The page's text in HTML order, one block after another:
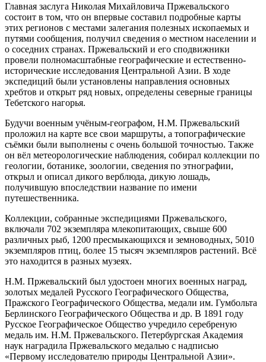
Главная заслуга Николая Михайловича Пржевальского
состоит в том, что он впервые составил подробные карты
этих регионов с местами залегания полезных ископаемых и
путями сообщения, получил сведения о местном населении и
о соседних странах. Пржевальский и его сподвижники
провели полномасштабные географические и естественно-
исторические исследования Центральной Азии. В ходе
экспедиций были установлены направления основных
хребтов и открыт ряд новых, определены северные границы
Тебетского нагорья.
Будучи военным учёным-географом, Н.М. Пржевальский
проложил на карте все свои маршруты, а топографические
съёмки были выполнены с очень большой точностью. Также
он вёл метеорологические наблюдения, собирал коллекции по
геологии, ботанике, зоологии, сведения по этнографии,
открыл и описал дикого верблюда, дикую лошадь,
получившую впоследствии название по имени
путешественника.
Коллекции, собранные экспедициями Пржевальского,
включали 702 экземпляра млекопитающих, свыше 600
различных рыб, 1200 пресмыкающихся и земноводных, 5010
экземпляров птиц, более 15 тысяч экземпляров растений. Всё
это находится в разных музеях.
Н.М. Пржевальский был удостоен многих военных наград,
золотых медалей Русского Географического Общества,
Пражского Географического Общества, медали им. Гумбольта
Берлинского Географического Общества и др. В 1891 году
Русское Географическое Общество учредило серебреную
медаль им. Н.М. Пржевальского. Петербургская Академия
наук наградила Пржевальского медалью с надписью
«Первому исследователю природы Центральной Азии».